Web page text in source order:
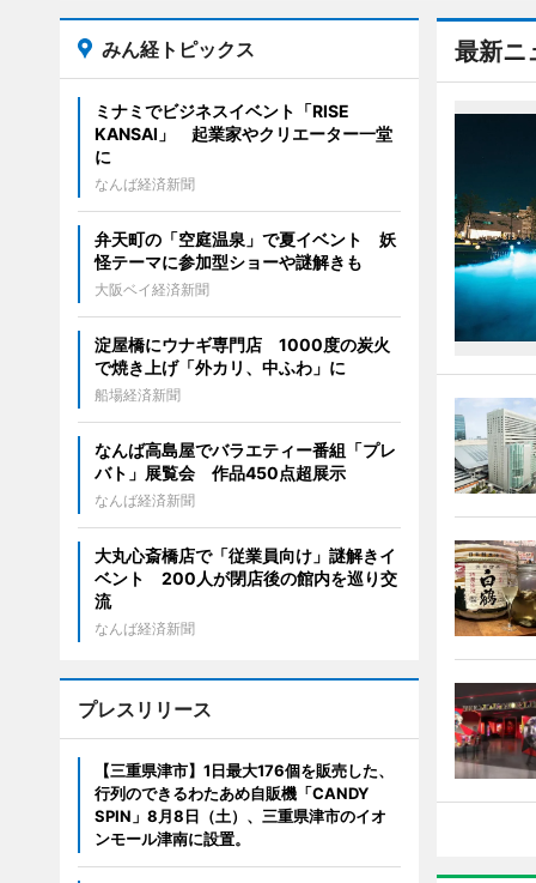
最新ニ
みん経トピックス
ミナミでビジネスイベント「RISE
KANSAI」 起業家やクリエーター一堂
に
なんば経済新聞
弁天町の「空庭温泉」で夏イベント 妖
怪テーマに参加型ショーや謎解きも
大阪ベイ経済新聞
淀屋橋にウナギ専門店 1000度の炭火
で焼き上げ「外カリ、中ふわ」に
船場経済新聞
なんば高島屋でバラエティー番組「プレ
バト」展覧会 作品450点超展示
なんば経済新聞
大丸心斎橋店で「従業員向け」謎解きイ
ベント 200人が閉店後の館内を巡り交
流
なんば経済新聞
プレスリリース
【三重県津市】1日最大176個を販売した、
行列のできるわたあめ自販機「CANDY
SPIN」8月8日（土）、三重県津市のイオ
ンモール津南に設置。